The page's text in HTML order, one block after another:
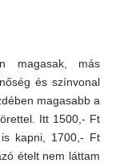
magasak, más
és színvonal
magasabb a
Itt 1500,- Ft
kapni, 1700,- Ft
ételt nem láttam